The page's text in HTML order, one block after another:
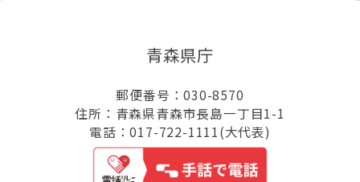
青森県庁
郵便番号：030-8570
住所：青森県青森市長島一丁目1-1
電話：017-722-1111(大代表)